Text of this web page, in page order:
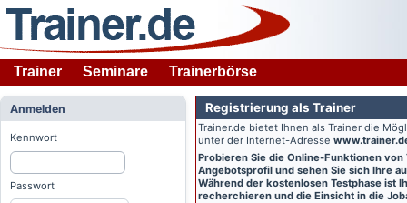
Trainer Seminare Trainerbörse
Anmelden
Kennwort
Passwort
Registrierung als Trainer
Trainer.de bietet Ihnen als Trainer die
unter der Internet-Adresse
Probieren Sie die Online-Funktionen von
Angebotsprofil und sehen Sie sich Ihre
Während der kostenlosen Testphase ist
recherchieren und die Einsicht in die